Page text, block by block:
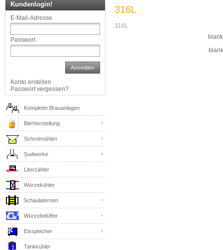
316L
316L
Kundenlogin!
E-Mail-Adresse
Passwort
Anmelden
Konto erstellen
Passwort vergessen?
Komplette Brauanlagen
Bierherstellung
Schrotmühlen
Sudwerke
Literzähler
Würzekühler
Schaulaternen
Würzebelüfter
Eisspeicher
Tankkühler